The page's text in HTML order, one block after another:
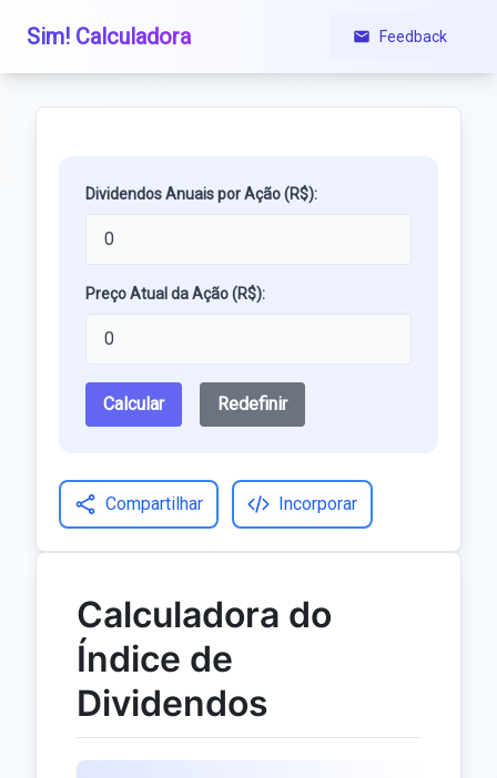
Sim! Calculadora Feedback
Dividendos Anuais por Ação (R$):
Preço Atual da Ação (R$):
Calcular Redefinir
Compartilhar Incorporar
Calculadora do
Índice de
Dividendos